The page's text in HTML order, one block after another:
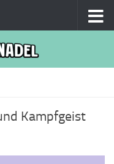
Kampfgeist